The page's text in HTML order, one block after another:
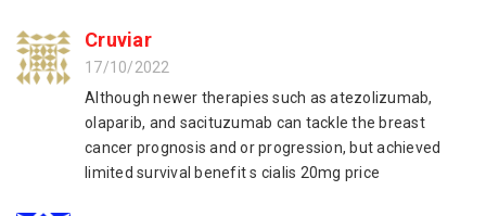
Cruviar
17/10/2022
Although newer therapies such as atezolizumab,
olaparib, and sacituzumab can tackle the breast
cancer prognosis and or progression, but achieved
limited survival benefit s cialis 20mg price